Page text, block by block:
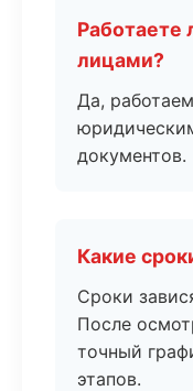
Работаете
лицами?
Да,
документов.
Какие
Сроки
После
точный
этапов.